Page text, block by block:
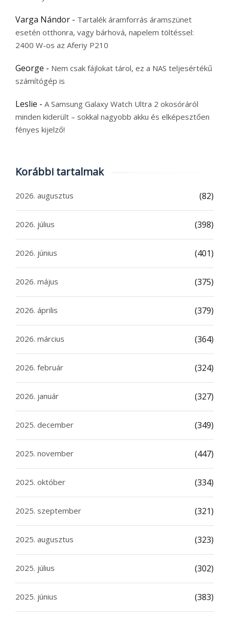
Varga Nándor - Tartalék áramforrás áramszünet
esetén otthonra, vagy bárhová, napelem töltéssel:
2400 W-os az Aferiy P210
George - Nem csak fájlokat tárol, ez a NAS teljesértékű
számítógép is
Leslie - A Samsung Galaxy Watch Ultra 2 okosóráról
minden kiderült – sokkal nagyobb akku és elképesztően
fényes kijelző!
Korábbi tartalmak
2026. augusztus (82)
2026. július (398)
2026. június (401)
2026. május (375)
2026. április (379)
2026. március (364)
2026. február (324)
2026. január (327)
2025. december (349)
2025. november (447)
2025. október (334)
2025. szeptember (321)
2025. augusztus (323)
2025. július (302)
2025. június (383)